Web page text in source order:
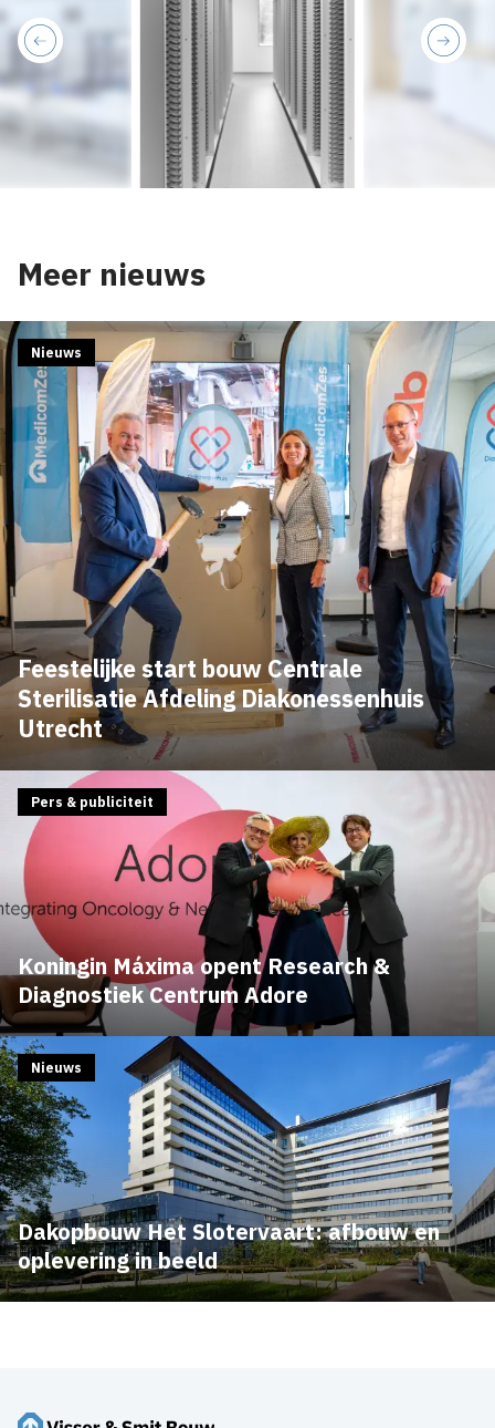
next
previous
Meer nieuws
Feestelijke start bouw Centrale
Sterilisatie Afdeling Diakonessenhuis
Utrecht
Nieuws
Koningin Máxima opent Research &
Diagnostiek Centrum Adore
Pers & publiciteit
Dakopbouw Het Slotervaart: afbouw en
oplevering in beeld
Nieuws